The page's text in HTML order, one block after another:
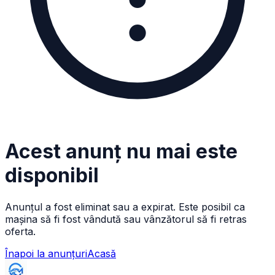
Acest anunț nu mai este
disponibil
Anunțul a fost eliminat sau a expirat. Este posibil ca
mașina să fi fost vândută sau vânzătorul să fi retras
oferta.
Înapoi la anunțuriAcasă